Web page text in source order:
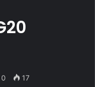
0 17